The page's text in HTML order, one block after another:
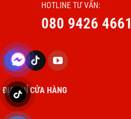
HOTLINE TƯ VẤN:
080 9426 4661
ĐỊA CHỈ CỬA HÀNG